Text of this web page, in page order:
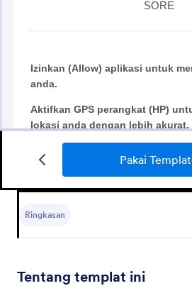
Pakai
Ringkasan
Tentang templat ini
in Indonesian